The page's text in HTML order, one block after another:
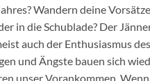
Wandern deine
in die Schublade? Der
auch der Enthusiasmus
und Ängste bauen sich
unser Vorankommen.